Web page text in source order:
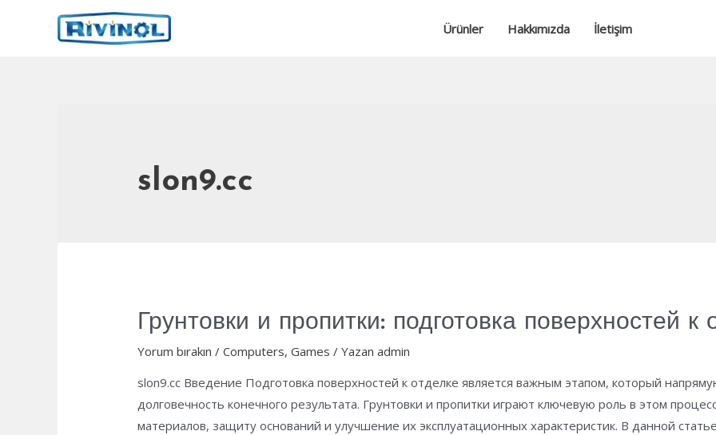
Ürünler Hakkımızda İletişim
slon9.cc
Грунтовки и пропитки: подготовка поверхностей к
Yorum bırakın /Computers, Games / Yazan admin
slon9.cc Введение Подготовка поверхностей к отделке является важным этапом, который
долговечность конечного результата. Грунтовки и пропитки играют ключевую роль в этом
материалов, защиту оснований и улучшение их эксплуатационных характеристик. В данной